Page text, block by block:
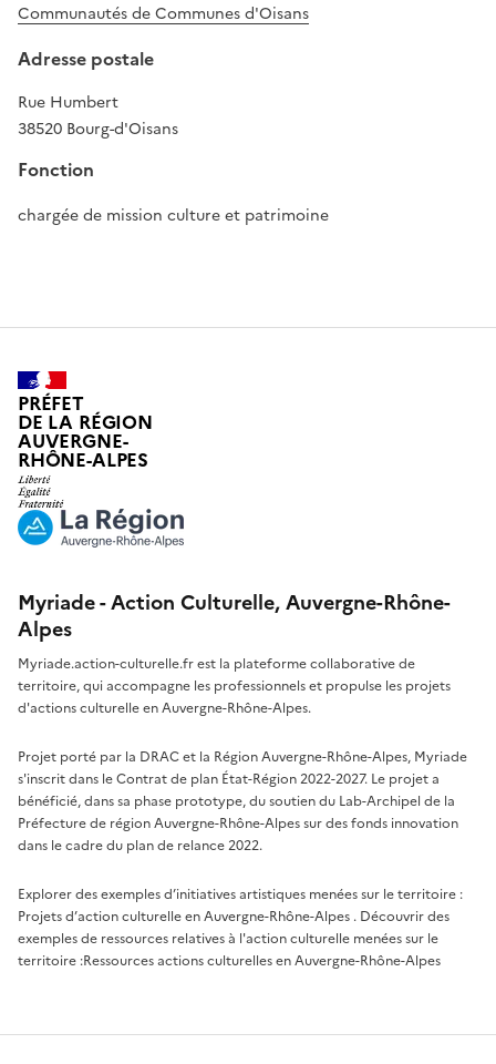
Communautés de Communes d'Oisans
Adresse postale
Rue Humbert
38520 Bourg-d'Oisans
Fonction
chargée de mission culture et patrimoine
PRÉFET
DE LA RÉGION
AUVERGNE-
RHÔNE-ALPES
Myriade - Action Culturelle, Auvergne-Rhône-
Alpes
Myriade.action-culturelle.fr est la plateforme collaborative de
territoire, qui accompagne les professionnels et propulse les projets
d'actions culturelle en Auvergne-Rhône-Alpes.
Projet porté par la DRAC et la Région Auvergne-Rhône-Alpes, Myriade
s'inscrit dans le Contrat de plan État-Région 2022-2027. Le projet a
bénéficié, dans sa phase prototype, du soutien du Lab-Archipel de la
Préfecture de région Auvergne-Rhône-Alpes sur des fonds innovation
dans le cadre du plan de relance 2022.
Explorer des exemples d’initiatives artistiques menées sur le territoire :
Projets d’action culturelle en Auvergne-Rhône-Alpes . Découvrir des
exemples de ressources relatives à l'action culturelle menées sur le
territoire :Ressources actions culturelles en Auvergne-Rhône-Alpes